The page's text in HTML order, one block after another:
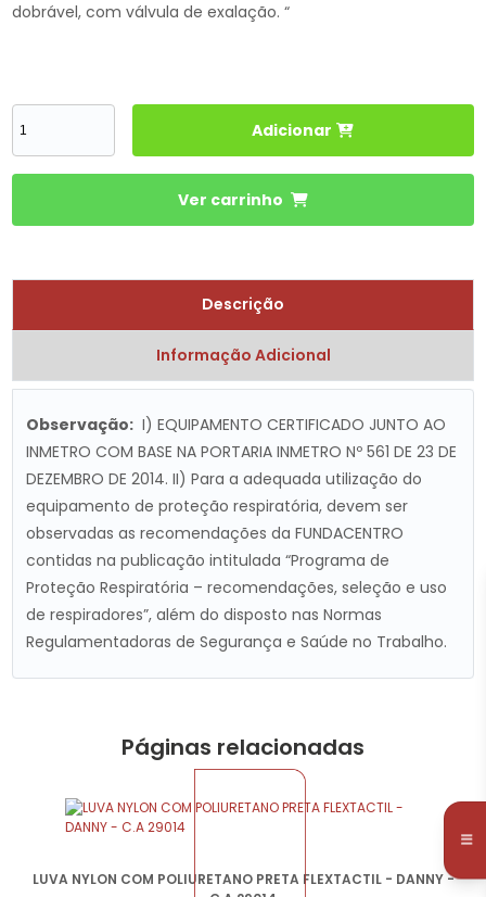
dobrável, com válvula de exalação. “
Adicionar
Ver carrinho
Descrição
Informação Adicional
Observação: I) EQUIPAMENTO CERTIFICADO JUNTO AO
INMETRO COM BASE NA PORTARIA INMETRO Nº 561 DE 23 DE
DEZEMBRO DE 2014. II) Para a adequada utilização do
equipamento de proteção respiratória, devem ser
observadas as recomendações da FUNDACENTRO
contidas na publicação intitulada “Programa de
Proteção Respiratória – recomendações, seleção e uso
de respiradores”, além do disposto nas Normas
Regulamentadoras de Segurança e Saúde no Trabalho.
Páginas relacionadas
LUVA NYLON COM POLIURETANO PRETA FLEXTACTIL - DANNY -